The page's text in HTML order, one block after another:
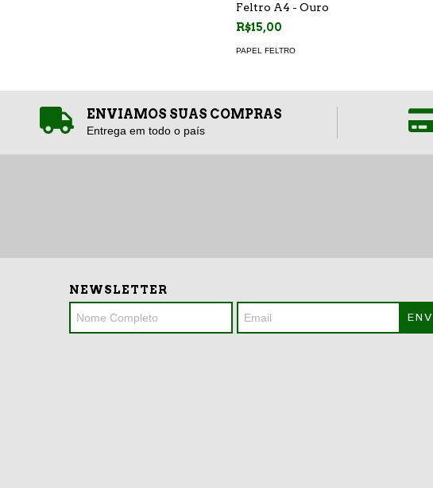
Feltro A4 - Ouro
R$15,00
PAPEL FELTRO
ENVIAMOS SUAS COMPRAS
Entrega em todo o país
NEWSLETTER